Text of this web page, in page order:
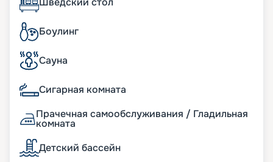
Боулинг
Сауна
Сигарная комната
Прачечная самообслуживания / Гладильная
комната
Детский бассейн